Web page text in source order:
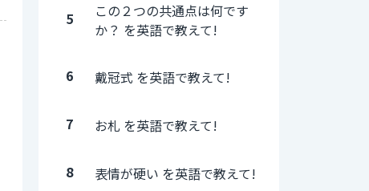
5
この２つの共通点は何です
か？ を英語で教えて!
6 戴冠式 を英語で教えて!
7 お札 を英語で教えて!
8 表情が硬い を英語で教えて!